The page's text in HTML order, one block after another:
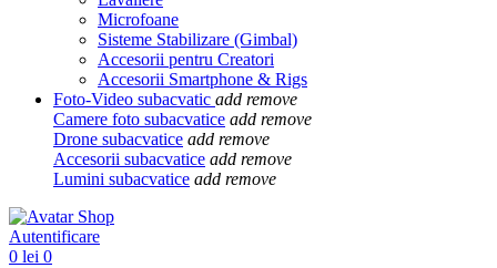
Microfoane
Sisteme Stabilizare (Gimbal)
Accesorii pentru Creatori
Accesorii Smartphone & Rigs
Foto-Video subacvatic add remove
Camere foto subacvatice add remove
Drone subacvatice add remove
Accesorii subacvatice add remove
Lumini subacvatice add remove
Autentificare
0 lei 0